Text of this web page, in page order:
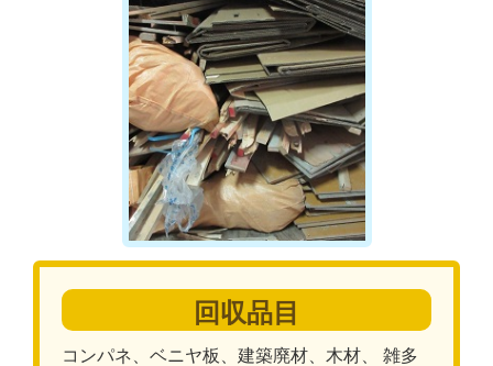
回収品目
コンパネ、ベニヤ板、建築廃材、木材、 雑多